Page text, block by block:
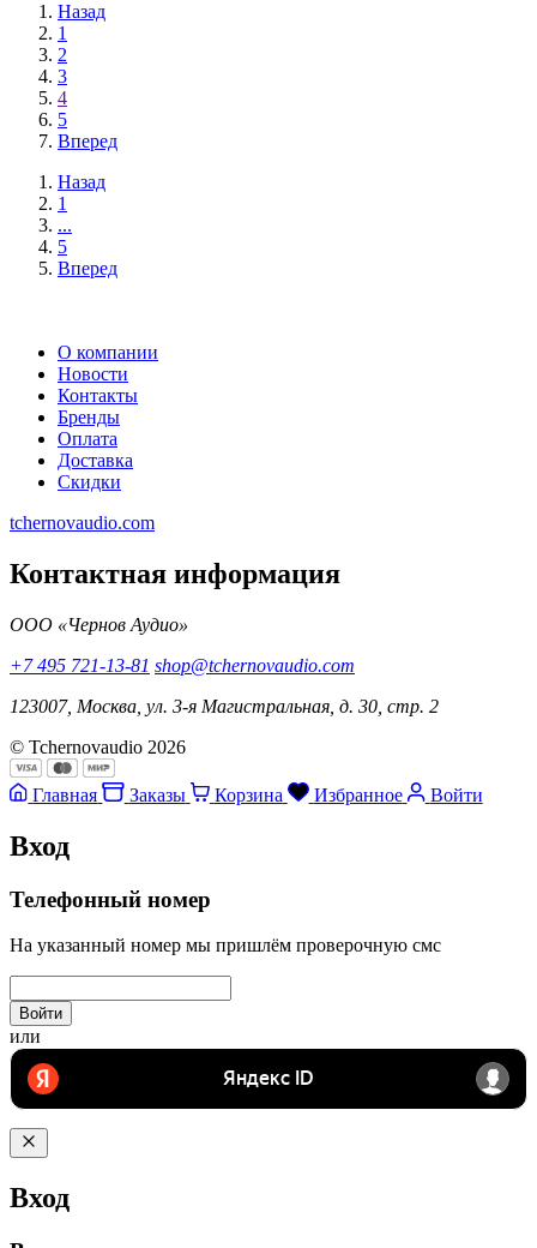
Назад
1
2
3
4
5
Вперед
Назад
1
...
5
Вперед
О компании
Новости
Контакты
Бренды
Оплата
Доставка
Скидки
tchernovaudio.com
Контактная информация
ООО «Чернов Аудио»
+7 495 721-13-81 shop@tchernovaudio.com
123007, Москва, ул. 3-я Магистральная, д. 30, стр. 2
© Tchernovaudio 2026
Главная Заказы Корзина Избранное Войти
Вход
Телефонный номер
На указанный номер мы пришлём проверочную смс
Войти
или
Вход